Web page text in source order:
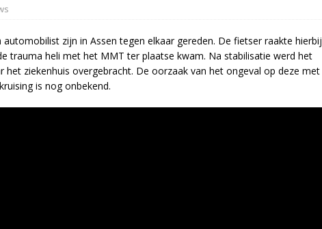
automobilist zijn in Assen tegen elkaar gereden. De fietser raakte hierbij
trauma heli met het MMT ter plaatse kwam. Na stabilisatie werd het
het ziekenhuis overgebracht. De oorzaak van het ongeval op deze met
is nog onbekend.